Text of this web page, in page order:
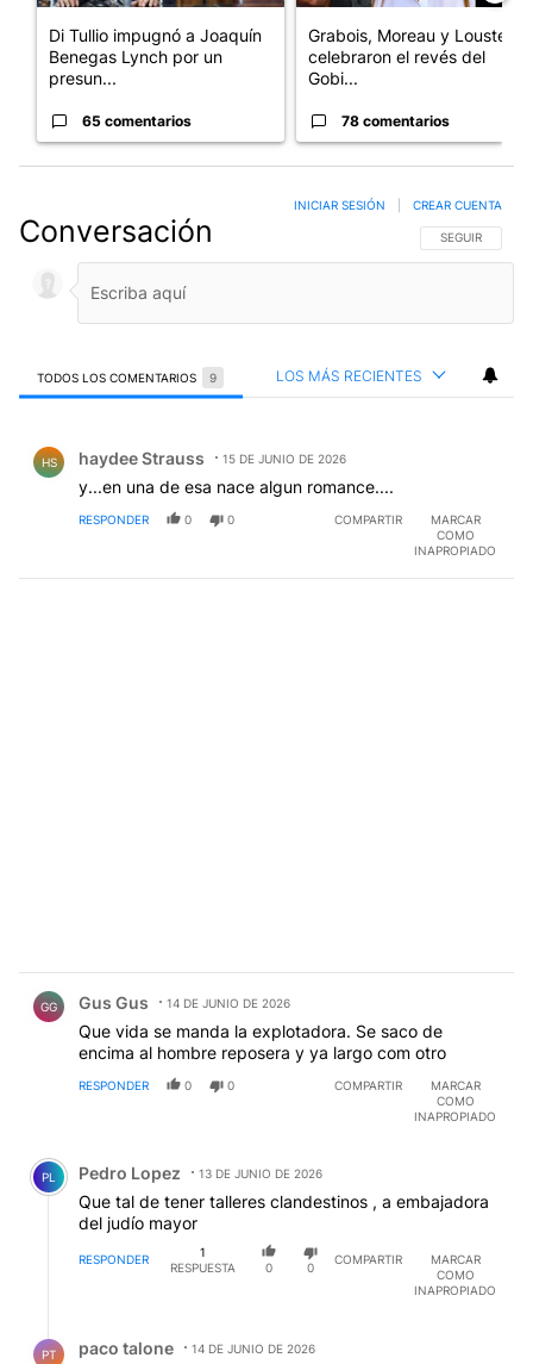
Di Tullio impugnó a Joaquín
Benegas Lynch por un
presun...
65 comentarios
Grabois, Moreau y Lousteau
celebraron el revés del
Gobi...
78 comentarios
Conversación SIGA ESTA
SEGUIR
INICIAR SESIÓN CREAR CUENTA
TODOS LOS COMENTARIOS 9 LOS MÁS RECIENTES
HS haydee Strauss 15 DE JUNIO DE 2026
y...en una de esa nace algun romance....
RESPONDER 0 0 COMPARTIR
MARCAR
COMO
INAPROPIADO
GG Gus Gus 14 DE JUNIO DE 2026
Que vida se manda la explotadora. Se saco de
encima al hombre reposera y ya largo com otro
RESPONDER 0 0 COMPARTIR
MARCAR
COMO
INAPROPIADO
Comentario de Pedro Lopez.
PL Pedro Lopez 13 DE JUNIO DE 2026
Que tal de tener talleres clandestinos , a embajadora
del judío mayor
RESPONDER
1
RESPUESTA
0 0
COMPARTIR
MARCAR
COMO
INAPROPIADO
PT paco talone
14 DE JUNIO DE 2026